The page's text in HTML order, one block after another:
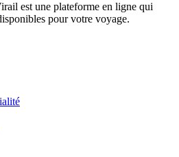
est une plateforme en ligne qui
pour votre voyage.